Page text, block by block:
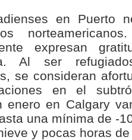
en Puerto
expresan
Al ser
se consideran
en el
enero en Calgary
una mínima de -
y pocas horas